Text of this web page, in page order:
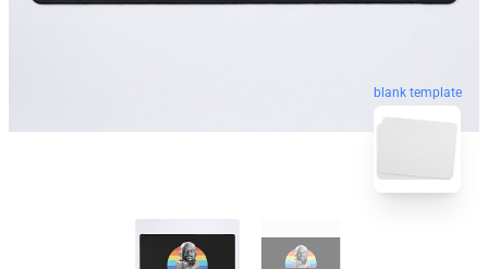
blank template